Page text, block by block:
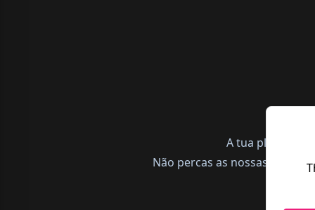
A tua
Não percas as nossas